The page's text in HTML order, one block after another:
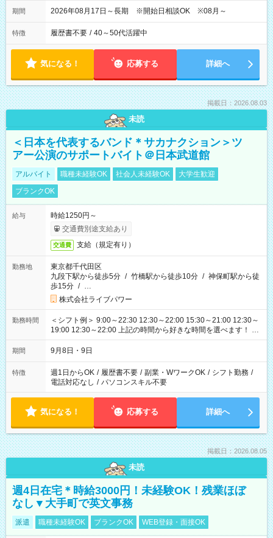
期間 2026年08月17日～長期 ※開始日相談OK ※08月～
特徴 履歴書不要 / 40～50代活躍中
気になる！ 応募する 詳細へ
掲載日：2026.08.03
未読
＜日本を代表するバンド＊サカナクション＞ツ
アー公演のサポートバイト＠日本武道館
アルバイト 職種未経験OK 社会人未経験OK
大学生歓迎
ブランクOK
給与
時給1250円～
交通費別途支給あり
交通費 支給（規定有り）
勤務地
東京都千代田区
九段下駅から徒歩5分 / 竹橋駅から徒歩10分 / 神保町駅から徒
歩15分 / …
株式会社ライブパワー
勤務時間
＜シフト例＞ 9:00～22:30 12:30～22:00 15:30～21:00 12:30～
19:00 12:30～22:00 上記の時間から好きな時間を選べます！ ※
時間は変更となる可能性があります
期間 9月8日・9日
特徴 週1日からOK / 履歴書不要 / 副業・WワークOK / シフト勤務 /
電話対応なし / パソコンスキル不要
気になる！ 応募する 詳細へ
掲載日：2026.08.05
未読
週4日在宅＊時給3000円！未経験OK！残業ほぼ
なし▼大手町で英文事務
派遣 職種未経験OK ブランクOK WEB登録・面接OK